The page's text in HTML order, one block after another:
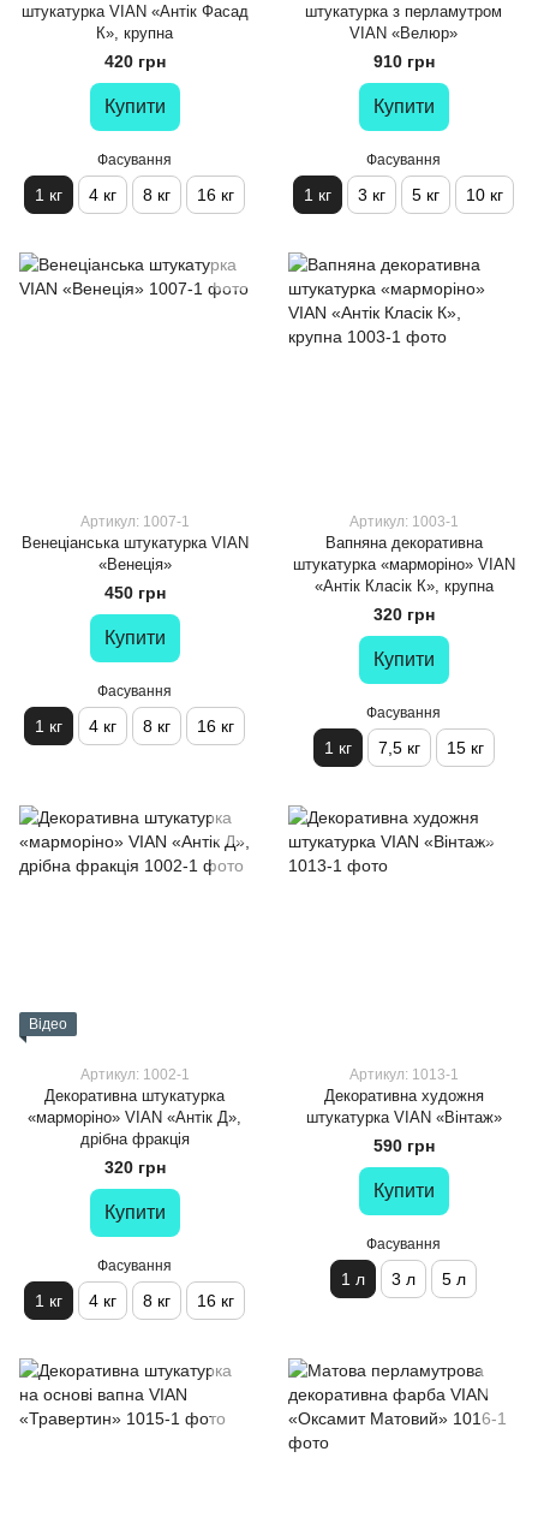
штукатурка VIAN «Антік Фасад
К», крупна
420 грн
Купити
Фасування
1 кг 4 кг 8 кг 16 кг
штукатурка з перламутром
VIAN «Велюр»
910 грн
Купити
Фасування
1 кг 3 кг 5 кг 10 кг
Артикул: 1007-1
Венеціанська штукатурка VIAN
«Венеція»
450 грн
Купити
Фасування
1 кг 4 кг 8 кг 16 кг
Артикул: 1003-1
Вапняна декоративна
штукатурка «марморіно» VIAN
«Антік Класік К», крупна
320 грн
Купити
Фасування
1 кг 7,5 кг 15 кг
Відео
Артикул: 1002-1
Декоративна штукатурка
«марморіно» VIAN «Антік Д»,
дрібна фракція
320 грн
Купити
Фасування
1 кг 4 кг 8 кг 16 кг
Артикул: 1013-1
Декоративна художня
штукатурка VIAN «Вінтаж»
590 грн
Купити
Фасування
1 л 3 л 5 л